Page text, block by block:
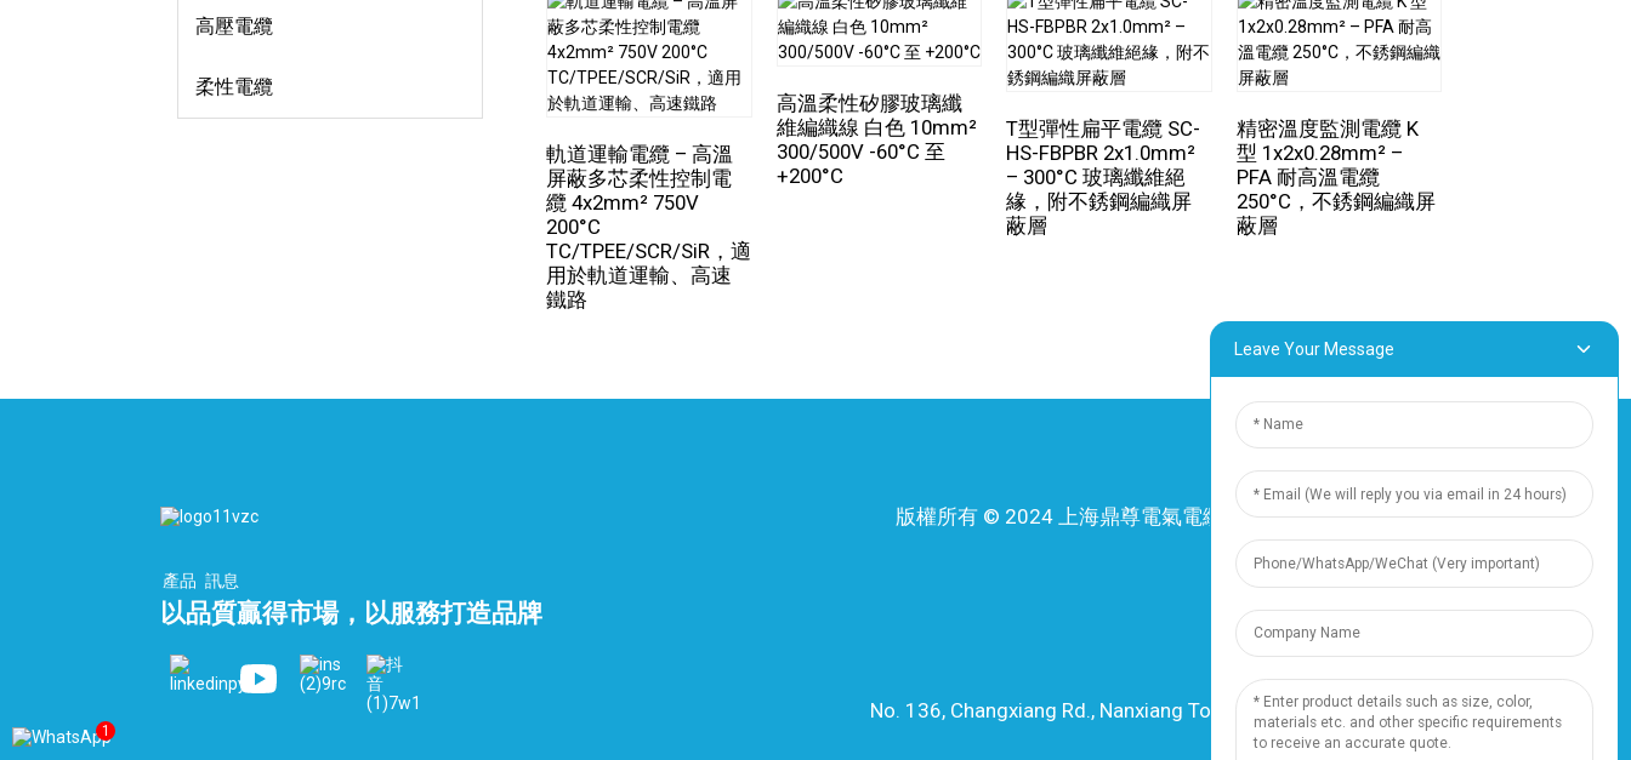
高壓電纜
柔性電纜
軌道運輸電纜 – 高溫
屏蔽多芯柔性控制電
纜 4x2mm² 750V
200°C
TC/TPEE/SCR/SiR，適
用於軌道運輸、高速
鐵路
高溫柔性矽膠玻璃纖
維編織線 白色 10mm²
300/500V -60°C 至
+200°C
T型彈性扁平電纜 SC-
HS-FBPBR 2x1.0mm²
– 300°C 玻璃纖維絕
緣，附不銹鋼編織屏
蔽層
精密溫度監測電纜 K
型 1x2x0.28mm² –
PFA 耐高溫電纜
250°C，不銹鋼編織屏
蔽層
產品 訊息
以品質贏得市場，以服務打造品牌
版權所有 © 2024 上海鼎尊電氣電纜股份有限公司。保留所有權
利。
-網站地圖- Resource
資源
No. 136, Changxiang Rd., Nanxiang Town, 201802, Shanghai, China
1
Leave Your Message